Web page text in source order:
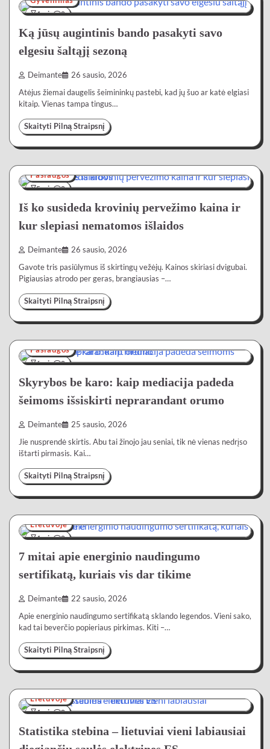
4 min 0
Ką jūsų augintinis bando pasakyti savo
elgesiu šaltąjį sezoną
Deimante 26 sausio, 2026
Atėjus žiemai daugelis šeimininkų pastebi, kad jų šuo ar katė elgiasi
kitaip. Vienas tampa tingus…
Skaityti Pilną Straipsnį
5 min 0
Paslaugos
Iš ko susideda krovinių pervežimo kaina ir
kur slepiasi nematomos išlaidos
Deimante 26 sausio, 2026
Gavote tris pasiūlymus iš skirtingų vežėjų. Kainos skiriasi dvigubai.
Pigiausias atrodo per geras, brangiausias –…
Skaityti Pilną Straipsnį
6 min 0
Paslaugos
Skyrybos be karo: kaip mediacija padeda
šeimoms išsiskirti neprarandant orumo
Deimante 25 sausio, 2026
Jie nusprendė skirtis. Abu tai žinojo jau seniai, tik nė vienas nedrįso
ištarti pirmasis. Kai…
Skaityti Pilną Straipsnį
4 min 0
Lietuvoje
7 mitai apie energinio naudingumo
sertifikatą, kuriais vis dar tikime
Deimante 22 sausio, 2026
Apie energinio naudingumo sertifikatą sklando legendos. Vieni sako,
kad tai beverčio popieriaus pirkimas. Kiti –…
Skaityti Pilną Straipsnį
4 min 0
Lietuvoje
Statistika stebina – lietuviai vieni labiausiai